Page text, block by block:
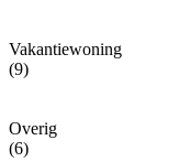
Vakantiewoning
(9)
Overig
(6)